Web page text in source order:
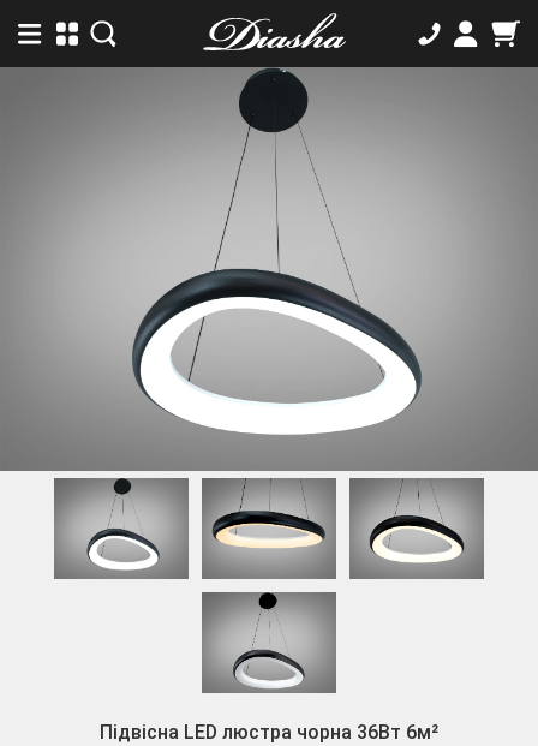
Підвісна LED люстра чорна 36Вт 6м²